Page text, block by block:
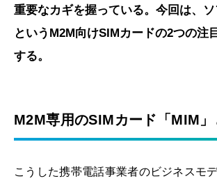
重要なカギを握っている。今回は、
というM2M向けSIMカードの2つの注
する。
M2M専用のSIMカード「MIM」
こうした携帯電話事業者のビジネスモ